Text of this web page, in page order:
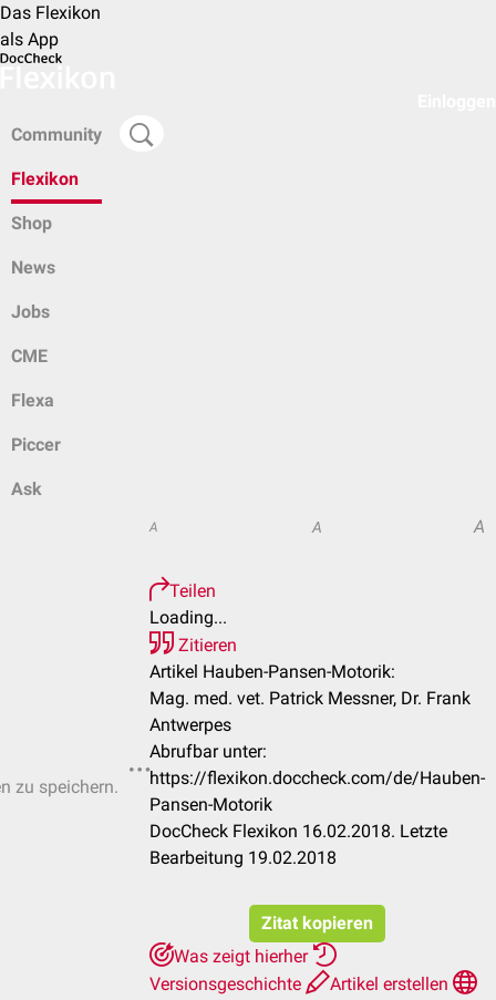
Das Flexikon
als App
Community
Flexikon
Shop
News
Jobs
CME
Flexa
Piccer
Ask
zu speichern.
A A A
Teilen
Loading...
Zitieren
Artikel Hauben-Pansen-Motorik:
Mag. med. vet. Patrick Messner, Dr. Frank
Antwerpes
Abrufbar unter:
https://flexikon.doccheck.com/de/Hauben-
Pansen-Motorik
DocCheck Flexikon 16.02.2018. Letzte
Bearbeitung 19.02.2018
Zitat kopieren
Was zeigt hierher
Versionsgeschichte
Artikel erstellen